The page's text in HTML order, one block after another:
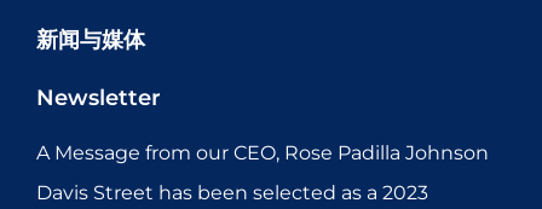
新闻与媒体
Newsletter
A Message from our CEO, Rose Padilla Johnson
Davis Street has been selected as a 2023